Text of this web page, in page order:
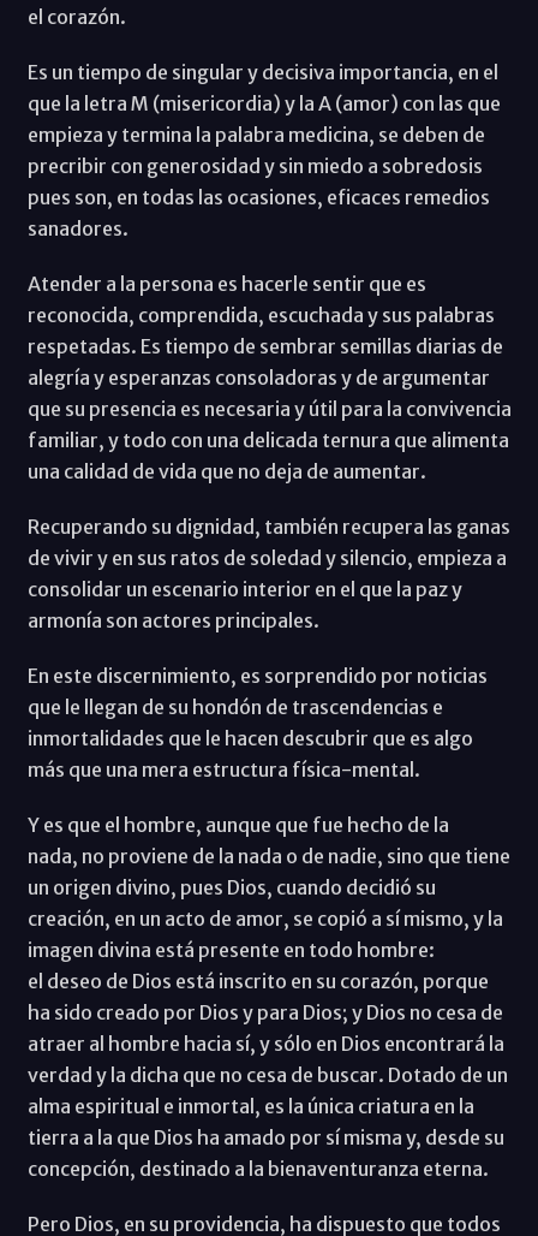
el corazón.
Es un tiempo de singular y decisiva importancia, en el
que la letra M (misericordia) y la A (amor) con las que
empieza y termina la palabra medicina, se deben de
precribir con generosidad y sin miedo a sobredosis
pues son, en todas las ocasiones, eficaces remedios
sanadores.
Atender a la persona es hacerle sentir que es
reconocida, comprendida, escuchada y sus palabras
respetadas. Es tiempo de sembrar semillas diarias de
alegría y esperanzas consoladoras y de argumentar
que su presencia es necesaria y útil para la convivencia
familiar, y todo con una delicada ternura que alimenta
una calidad de vida que no deja de aumentar.
Recuperando su dignidad, también recupera las ganas
de vivir y en sus ratos de soledad y silencio, empieza a
consolidar un escenario interior en el que la paz y
armonía son actores principales.
En este discernimiento, es sorprendido por noticias
que le llegan de su hondón de trascendencias e
inmortalidades que le hacen descubrir que es algo
más que una mera estructura física-mental.
Y es que el hombre, aunque que fue hecho de la
nada, no proviene de la nada o de nadie, sino que tiene
un origen divino, pues Dios, cuando decidió su
creación, en un acto de amor, se copió a sí mismo, y la
imagen divina está presente en todo hombre:
el deseo de Dios está inscrito en su corazón, porque
ha sido creado por Dios y para Dios; y Dios no cesa de
atraer al hombre hacia sí, y sólo en Dios encontrará la
verdad y la dicha que no cesa de buscar. Dotado de un
alma espiritual e inmortal, es la única criatura en la
tierra a la que Dios ha amado por sí misma y, desde su
concepción, destinado a la bienaventuranza eterna.
Pero Dios, en su providencia, ha dispuesto que todos